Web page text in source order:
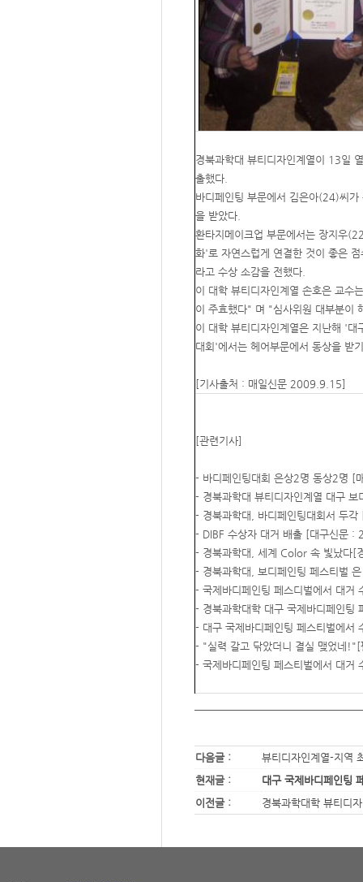
경북과학대 뷰티디자인계열이 13일
출했다.
바디페인팅 부문에서 김은아(24)씨
을 받았다.
환타지메이크업 부문에서는 장지우
화'로 자연스럽게 연결한 것이 좋은
라고 수상 소감을 전했다.
이 대학 뷰티디자인계열 손호은 교수
이 주효했다" 며 "심사위원 대부분이
이 대학 뷰티디자인계열은 지난해 '대
대회'에서는 헤어부문에서 동상을 받
[기사출처 : 매일신문 2009.9.15]
[관련기사]
- 바디페인팅대회 은상2명 동상2명
- 경북과학대 뷰티디자인계열 대구
- 경북과학대, 바디페인팅대회서 두
- DIBF 수상자 대거 배출 [대구신문
- 경북과학대, 세계 Color 속 빛났
- 경북과학대, 보디페인팅 페스티벌
- 국제바디페인팅 페스디벌에서 대
- 경북과학대학 대구 국제바디페인
- 대구 국제바디페인팅 페스티벌에
- "실력 갈고 닦았더니 결실 맺었네
- 국제바디페인팅 페스티벌에서 대
다음글 :
뷰티디자인계열-지역
현재글 :
대구 국제바디페인팅
이전글 :
경북과학대학 뷰티디